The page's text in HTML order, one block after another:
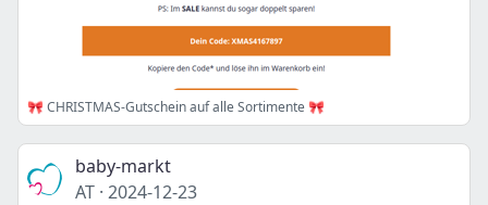
🎀 CHRISTMAS-Gutschein auf alle Sortimente 🎀
baby-markt
AT · 2024-12-23